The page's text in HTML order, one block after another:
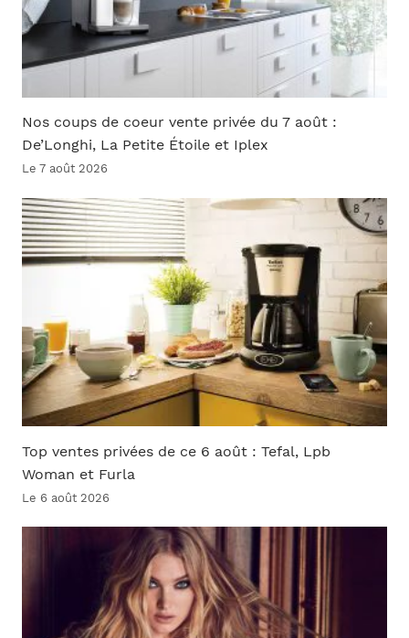
Nos coups de coeur vente privée du 7 août :
De’Longhi, La Petite Étoile et Iplex
Le 7 août 2026
Top ventes privées de ce 6 août : Tefal, Lpb
Woman et Furla
Le 6 août 2026